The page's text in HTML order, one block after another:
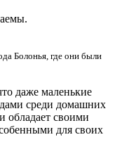
Болонья, где они были
даже маленькие
среди домашних
обладает своими
для своих